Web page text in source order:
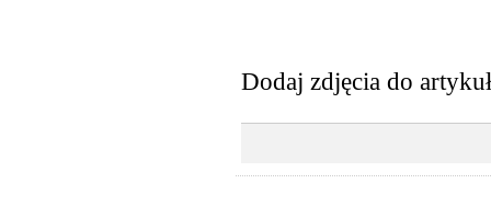
Dodaj zdjęcia do